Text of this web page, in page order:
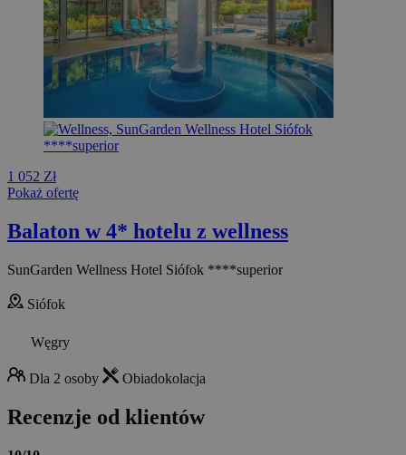
1 052 Zł
Pokaż ofertę
Balaton w 4* hotelu z wellness
SunGarden Wellness Hotel Siófok ****superior
Siófok
Węgry
Dla 2 osoby Obiadokolacja
Recenzje od klientów